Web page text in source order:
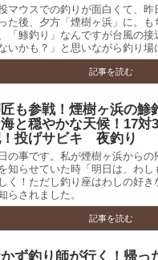
マウスでの釣りが面白くて、昨
た後、夕方「煙樹ヶ浜」に。も
「鯵釣り」なんですが台風の接
いかも？」と思いながら釣り場
記事を読む
も参戦！煙樹ヶ浜の鯵
と穏やかな天候！17対
投げサビキ 夜釣り
の事です。私が煙樹ヶ浜からの
知らせていた時「明日は、わし
く！ただし釣り座はわしの好き
らされました。
記事を読む
ず釣り師が行く！帰っ